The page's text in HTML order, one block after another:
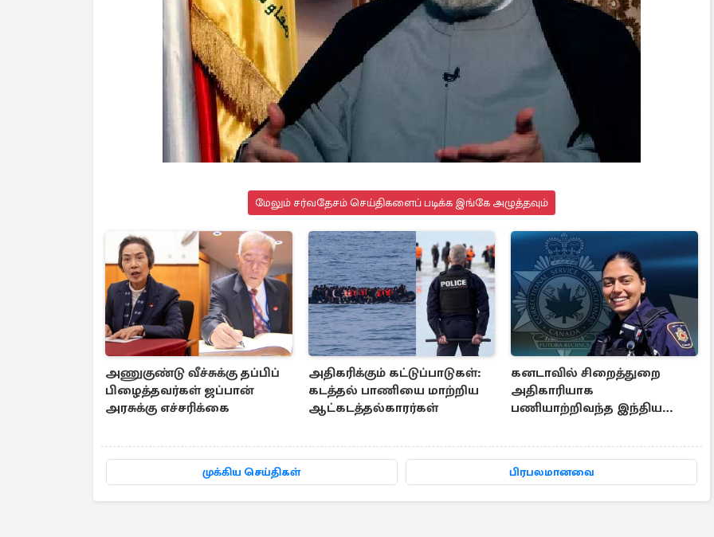
மேலும் சர்வதேசம் செய்திகளைப் படிக்க இங்கே அழுத்தவும்
அணுகுண்டு வீச்சுக்கு தப்பிப்
பிழைத்தவர்கள் ஜப்பான்
அரசுக்கு எச்சரிக்கை
அதிகரிக்கும் கட்டுப்பாடுகள்:
கடத்தல் பாணியை மாற்றிய
ஆட்கடத்தல்காரர்கள்
கனடாவில் சிறைத்துறை
அதிகாரியாக
பணியாற்றிவந்த இந்திய
முக்கிய செய்திகள் பிரபலமானவை